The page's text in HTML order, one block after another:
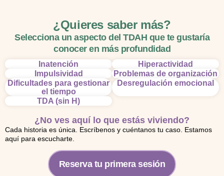
¿Quieres saber más?
Selecciona un aspecto del TDAH que te gustaría
conocer en más profundidad
Inatención
Hiperactividad
Impulsividad
Problemas de organización
Dificultades para gestionar
el tiempo
Desregulación emocional
TDA (sin H)
¿No ves aquí lo que estás viviendo?
Cada historia es única. Escríbenos y cuéntanos tu caso. Estamos
aquí para escucharte.
Reserva tu primera sesión